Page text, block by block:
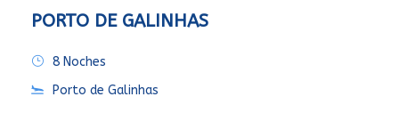
PORTO DE GALINHAS
8 Noches
Porto de Galinhas